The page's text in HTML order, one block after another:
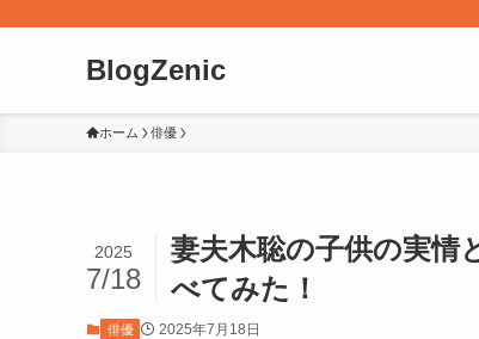
BlogZenic
ホーム 俳優
妻夫木聡の子供の実情
べてみた！
2025
7/18
俳優 2025年7月18日